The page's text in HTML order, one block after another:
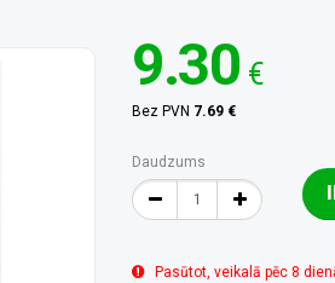
9.30 €
Bez PVN 7.69 €
Daudzums
Pasūtot, veikalā pēc 8